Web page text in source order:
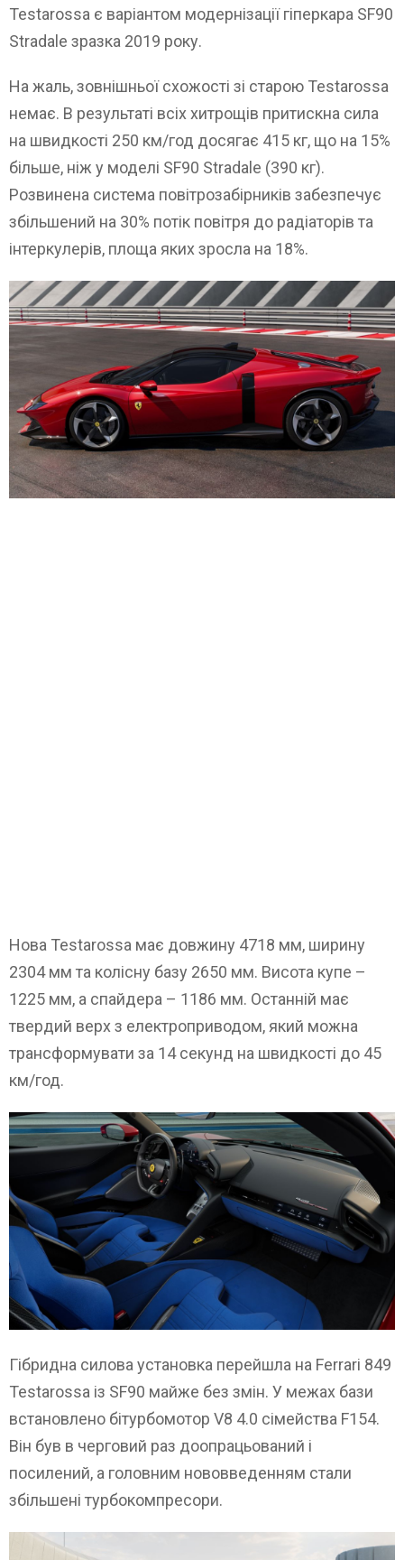
Testarossa є варіантом модернізації гіперкара SF90
Stradale зразка 2019 року.
На жаль, зовнішньої схожості зі старою Testarossa
немає. В результаті всіх хитрощів притискна сила
на швидкості 250 км/год досягає 415 кг, що на 15%
більше, ніж у моделі SF90 Stradale (390 кг).
Розвинена система повітрозабірників забезпечує
збільшений на 30% потік повітря до радіаторів та
інтеркулерів, площа яких зросла на 18%.
Нова Testarossa має довжину 4718 мм, ширину
2304 мм та колісну базу 2650 мм. Висота купе –
1225 мм, а спайдера – 1186 мм. Останній має
твердий верх з електроприводом, який можна
трансформувати за 14 секунд на швидкості до 45
км/год.
Гібридна силова установка перейшла на Ferrari 849
Testarossa із SF90 майже без змін. У межах бази
встановлено бітурбомотор V8 4.0 сімейства F154.
Він був в черговий раз доопрацьований і
посилений, а головним нововведенням стали
збільшені турбокомпресори.